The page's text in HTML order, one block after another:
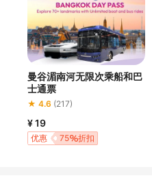
曼谷湄南河无限次乘船和巴
士通票
★ 4.6 (217)
¥ 19
75 折扣
优惠